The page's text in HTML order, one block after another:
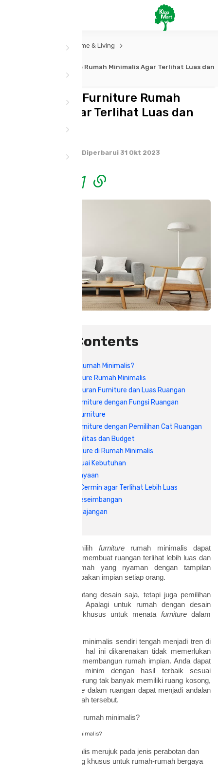
Home & Living
Tips Memilih Furniture Rumah Minimalis Agar Terlihat Luas dan
Tips Memilih Furniture Rumah
Minimalis Agar Terlihat Luas dan
Diperbarui 31 Okt 2023
Table Of Contents
Apa Itu Furniture Rumah Minimalis?
Tips Memilih Furniture Rumah Minimalis
1. Perhatikan Ukuran Furniture dan Luas Ruangan
2. Sesuaikan Furniture dengan Fungsi Ruangan
3. Pilih Desain Furniture
4. Sesuaikan Furniture dengan Pemilihan Cat Ruangan
5. Bahan Berkualitas dan Budget
Tips Menata Furniture di Rumah Minimalis
1. Letakkan Sesuai Kebutuhan
2. Atur Pencahayaan
3. Manfaatkan Cermin agar Terlihat Lebih Luas
4. Perhatikan Keseimbangan
5. Tambahkan Pajangan
Mengetahui tips memilih furniturerumah minimalis dapat
membantu Anda untuk membuat ruangan terlihat lebih luas dan
menarik. Memiliki rumah yang nyaman dengan tampilan
menarik pastinya merupakan impian setiap orang.
Hal ini tidak hanya tentang desain saja, tetapi juga pemilihan
yang sesuai. Apalagi untuk rumah dengan desain
minimalis, perlu cara khusus untuk menata furnituredalam
Rumah dengan desain minimalis sendiri tengah menjadi tren di
masyarakat. Tentunya, hal ini dikarenakan tidak memerlukan
lahan yang luas untuk membangun rumah impian. Anda dapat
memanfaatkan lahan minim dengan hasil terbaik sesuai
keinginan. Meski cenderung tak banyak memiliki ruang kosong,
furniture dalam ruangan dapat menjadi andalan
untuk mengatasi masalah tersebut.
rumah minimalis?
Apa Itu Furniture Rumah Minimalis?
rumah minimalis merujuk pada jenis perabotan dan
dekorasi yang dirancang khusus untuk rumah-rumah bergaya